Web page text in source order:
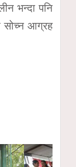
भन्दा पनि
सोच्न आग्रह